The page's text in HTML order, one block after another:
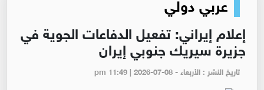
إعلام إيراني: تفعيل الدفاعات الجوية في
جزيرة سيريك جنوبي إيران
تاريخ النشر : الأربعاء - pm 11:49 | 2026-07-08